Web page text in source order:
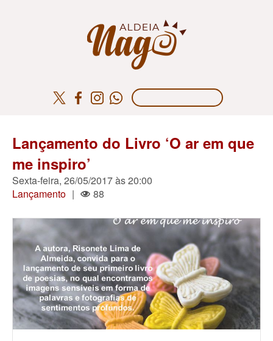
Lançamento do Livro ‘O ar em que
me inspiro’
Sexta-feira, 26/05/2017 às 20:00
Lançamento | 88